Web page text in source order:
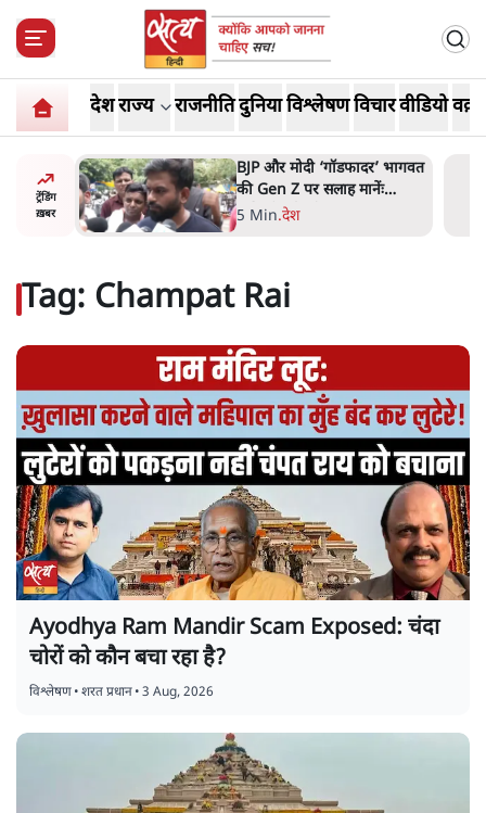
देशराज्य राजनीतिदुनियाविश्लेषणविचारवीडियो
ट्रेंडिंग
ख़बर
भागवत
मार्क ज़करबर्ग का माफीनामाः ये
बहुत अंदर की बात है
9 Min.विश्लेषण
Tag: Champat Rai
Ayodhya Ram Mandir Scam Exposed: चंदा
चोरों को कौन बचा रहा है?
विश्लेषण•शरत प्रधान•3 Aug, 2026